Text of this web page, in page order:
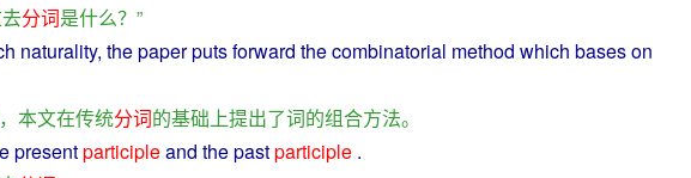
分词是什么？”
naturality, thepaperputsforward thecombinatorial method which baseson
， 本文在传统分词的基础上提出了词的组合方法。
presentparticipleand thepastparticiple .